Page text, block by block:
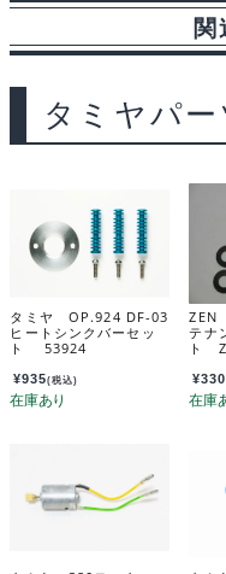
関
タミヤパー
タミヤ OP.924 DF-03
ヒートシンクバーセッ
ト 53924
¥935(税込)
ZEN
テナ
ト
¥330